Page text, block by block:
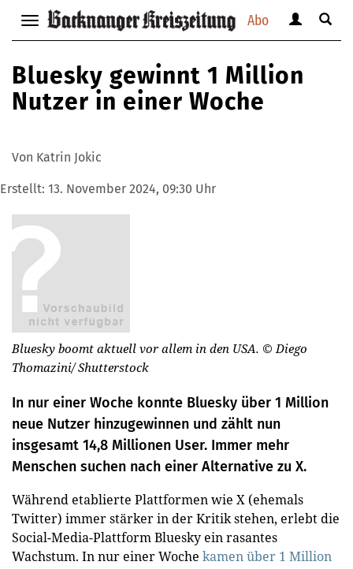
Abo
Navigation
anzeigen
bzw.
verbergen
anzeigen
verbergen
Suche
Bluesky gewinnt 1 Million
Nutzer in einer Woche
Von Katrin Jokic
Erstellt: 13. November 2024, 09:30 Uhr
Bluesky boomt aktuell vor allem in den USA. © Diego
Thomazini/ Shutterstock
In nur einer Woche konnte Bluesky über 1 Million
neue Nutzer hinzugewinnen und zählt nun
insgesamt 14,8 Millionen User. Immer mehr
Menschen suchen nach einer Alternative zu X.
Während etablierte Plattformen wie X (ehemals
Twitter) immer stärker in der Kritik stehen, erlebt die
Social-Media-Plattform Bluesky ein rasantes
Wachstum. In nur einer Woche kamen über 1 Million